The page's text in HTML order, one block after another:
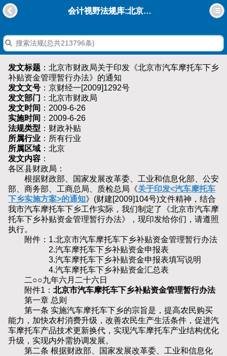
会计视野法规库:北京市财政局关于印发《北京市汽车摩托车下乡补贴资金管理暂行办法》的通知
发文标题 ：北京市财政局关于印发《北京市汽车摩托车下乡
补贴资金管理暂行办法》的通知
发文文号 ：京财经一[2009]1292号
发文部门 ：北京市财政局
发文时间 ：2009-6-26
实施时间 ：2009-6-26
法规类型 ：财政补贴
所属行业 ：所有行业
所属区域 ：北京
发文内容 ：
各区县财政局：
根据财政部、国家发展改革委、工业和信息化部、公安
部、商务部、工商总局、质检总局《关于印发<汽车摩托车
下乡实施方案>的通知》(财建[2009]104号)文件精神，结合
我市汽车摩托车下乡工作实际，我们制定了《北京市汽车摩
托车下乡补贴资金管理暂行办法》，现印发给你们，请遵照
执行。
附件：1.北京市汽车摩托车下乡补贴资金管理暂行办法
2.汽车摩托车下乡补贴资金申报表
3.汽车摩托车下乡补贴资金申报表填写说明
4.汽车摩托车下乡补贴资金汇总表
二○○九年六月二十六日
附件1： 北京市汽车摩托车下乡补贴资金管理暂行办法
第一章 总则
第一条 实施汽车摩托车下乡的宗旨是，提高农民购买
能力，加快农村消费升级，改善农民生产生活条件，促进汽
车摩托车产品技术更新换代，实现汽车摩托车产业结构优化
升级，实现内外需协调发展。
第二条 根据财政部、国家发展改革委、工业和信息化